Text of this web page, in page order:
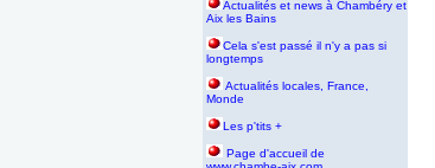
Actualités et news à Chambéry et
Aix les Bains
Cela s'est passé il n'y a pas si
longtemps
Actualités locales, France,
Monde
Les p'tits +
Page d'accueil de